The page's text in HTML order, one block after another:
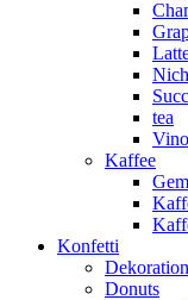
tea
Vino
Kaffee
Konfetti
Donuts